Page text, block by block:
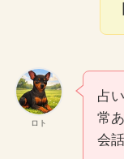
ロト
占
常
会